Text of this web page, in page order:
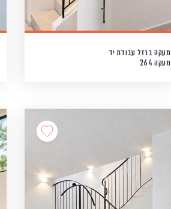
מעקה ברזל עבודת יד
מעקה 264